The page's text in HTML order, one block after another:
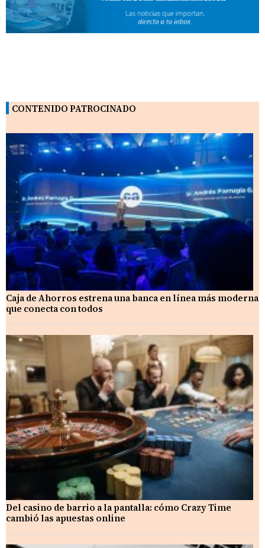
CONTENIDO PATROCINADO
Caja de Ahorros estrena una banca en línea más moderna
que conecta con todos
Del casino de barrio a la pantalla: cómo Crazy Time
cambió las apuestas online